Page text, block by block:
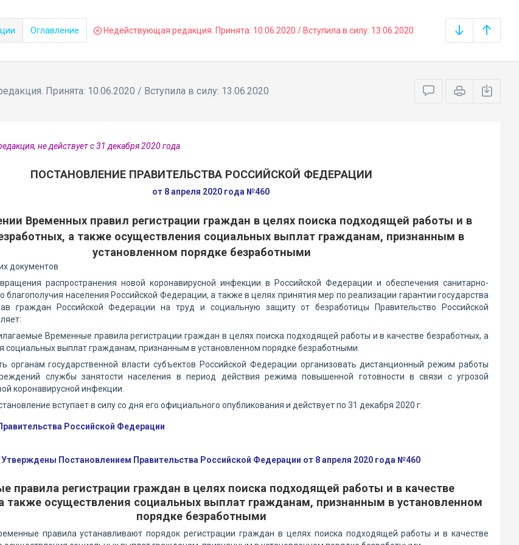
Оглавление Недействующая редакция. Принята: 10.06.2020 / Вступила в силу: 13.06.2020
Принята: 10.06.2020 / Вступила в силу: 13.06.2020
не действует с 31 декабря 2020 года
ПОСТАНОВЛЕНИЕ ПРАВИТЕЛЬСТВА РОССИЙСКОЙ ФЕДЕРАЦИИ
от 8 апреля 2020 года №460
Временных правил регистрации граждан в целях поиска подходящей работы и в
а также осуществления социальных выплат гражданам, признанным в
установленном порядке безработными
документов
распространения новой коронавирусной инфекции в Российской Федерации и обеспечения санитарно-
благополучия населения Российской Федерации, а также в целях принятия мер по реализации гарантии государства
граждан Российской Федерации на труд и социальную защиту от безработицы Правительство Российской
Временные правила регистрации граждан в целях поиска подходящей работы и в качестве безработных, а
социальных выплат гражданам, признанным в установленном порядке безработными.
органам государственной власти субъектов Российской Федерации организовать дистанционный режим работы
службы занятости населения в период действия режима повышенной готовности в связи с угрозой
коронавирусной инфекции.
вступает в силу со дня его официального опубликования и действует по 31 декабря 2020 г.
Российской Федерации
Утверждены Постановлением Правительства Российской Федерации от 8 апреля 2020 года №460
правила регистрации граждан в целях поиска подходящей работы и в качестве
также осуществления социальных выплат гражданам, признанным в установленном
порядке безработными
правила устанавливают порядок регистрации граждан в целях поиска подходящей работы и в качестве